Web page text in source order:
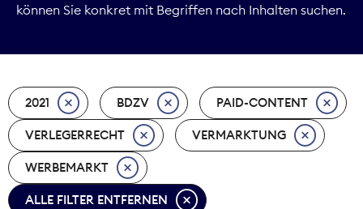
Marktdaten
Nachhaltigkeit
Nachwuchs
Nova Award
können Sie konkret mit Begriffen nach Inhalten suchen.
2021 BDZV PAID-CONTENT
VERLEGERRECHT VERMARKTUNG
WERBEMARKT
ALLE FILTER ENTFERNEN